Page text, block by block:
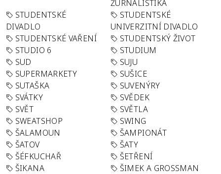
ŽURNALISTIKA
STUDENTSKÉ
DIVADLO
STUDENTSKÉ
UNIVERZITNÍ DIVADLO
STUDENTSKÉ VAŘENÍ
STUDENTSKÝ ŽIVOT
STUDIO 6
STUDIUM
SUD
SUJU
SUPERMARKETY
SUŠICE
SUTAŠKA
SUVENÝRY
SVÁTKY
SVĚDEK
SVĚT
SVĚTLA
SWEATSHOP
SWING
ŠALAMOUN
ŠAMPIONÁT
ŠATOV
ŠATY
ŠÉFKUCHAŘ
ŠETŘENÍ
ŠIKANA
ŠIMEK A GROSSMAN